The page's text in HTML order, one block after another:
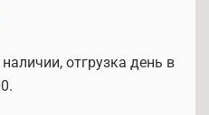
отгрузка день в